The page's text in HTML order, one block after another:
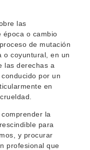
las
época o cambio
de mutación
o coyuntural, en un
las derechas a
por un
en
la
para
y procurar
profesional que